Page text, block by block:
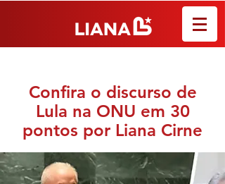
Confira o discurso de
Lula na ONU em 30
pontos por Liana Cirne